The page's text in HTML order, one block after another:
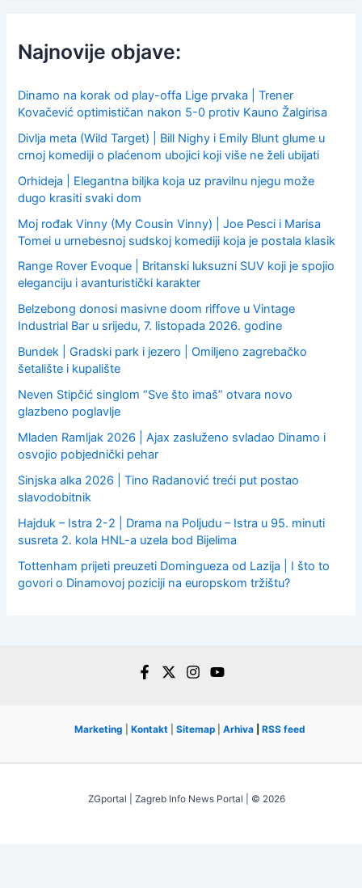
f
o
:
Najnovije objave:
Dinamo na korak od play-offa Lige prvaka | Trener
Kovačević optimističan nakon 5-0 protiv Kauno Žalgirisa
Divlja meta (Wild Target) | Bill Nighy i Emily Blunt glume u
crnoj komediji o plaćenom ubojici koji više ne želi ubijati
Orhideja | Elegantna biljka koja uz pravilnu njegu može
dugo krasiti svaki dom
Moj rođak Vinny (My Cousin Vinny) | Joe Pesci i Marisa
Tomei u urnebesnoj sudskoj komediji koja je postala klasik
Range Rover Evoque | Britanski luksuzni SUV koji je spojio
eleganciju i avanturistički karakter
Belzebong donosi masivne doom riffove u Vintage
Industrial Bar u srijedu, 7. listopada 2026. godine
Bundek | Gradski park i jezero | Omiljeno zagrebačko
šetalište i kupalište
Neven Stipčić singlom “Sve što imaš” otvara novo
glazbeno poglavlje
Mladen Ramljak 2026 | Ajax zasluženo svladao Dinamo i
osvojio pobjednički pehar
Sinjska alka 2026 | Tino Radanović treći put postao
slavodobitnik
Hajduk – Istra 2-2 | Drama na Poljudu – Istra u 95. minuti
susreta 2. kola HNL-a uzela bod Bijelima
Tottenham prijeti preuzeti Domingueza od Lazija | I što to
govori o Dinamovoj poziciji na europskom tržištu?
Marketing Kontakt Sitemap Arhiva RSS feed
ZGportal | Zagreb Info News Portal | © 2026